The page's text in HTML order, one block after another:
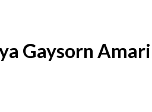
Gaysorn